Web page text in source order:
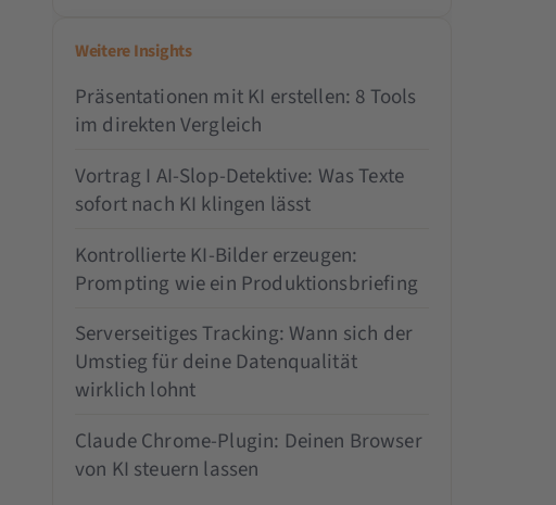
Weitere Insights
Präsentationen mit KI erstellen: 8 Tools
im direkten Vergleich
Vortrag I AI-Slop-Detektive: Was Texte
sofort nach KI klingen lässt
Kontrollierte KI-Bilder erzeugen:
Prompting wie ein Produktionsbriefing
Serverseitiges Tracking: Wann sich der
Umstieg für deine Datenqualität
wirklich lohnt
Claude Chrome-Plugin: Deinen Browser
von KI steuern lassen